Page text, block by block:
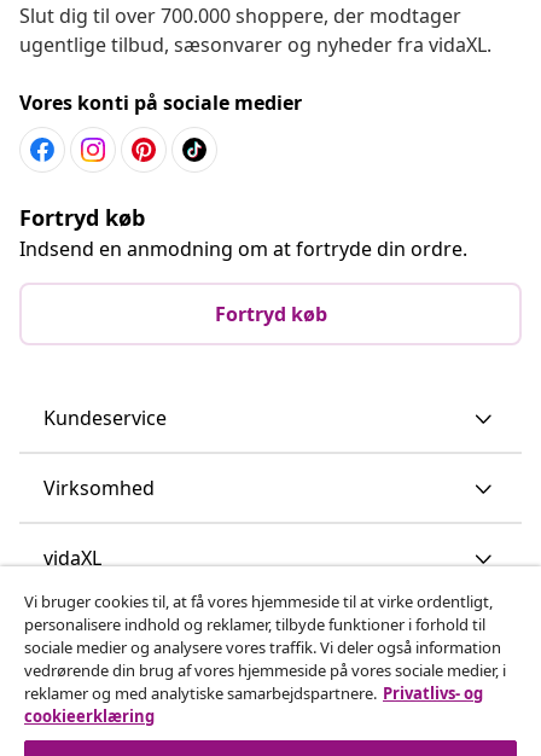
Slut dig til over 700.000 shoppere, der modtager
ugentlige tilbud, sæsonvarer og nyheder fra vidaXL.
Vores konti på sociale medier
Fortryd køb
Indsend en anmodning om at fortryde din ordre.
Fortryd køb
Kundeservice
Virksomhed
vidaXL
Opdag mere
Vi bruger cookies til, at få vores hjemmeside til at virke ordentligt,
personalisere indhold og reklamer, tilbyde funktioner i forhold til
sociale medier og analysere vores traffik. Vi deler også information
vedrørende din brug af vores hjemmeside på vores sociale medier, i
reklamer og med analytiske samarbejdspartnere. Privatlivs- og
cookieerklæring